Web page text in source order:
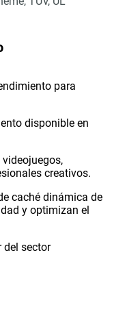
para
disponible en
creativos.
caché dinámica de
y optimizan el
del sector